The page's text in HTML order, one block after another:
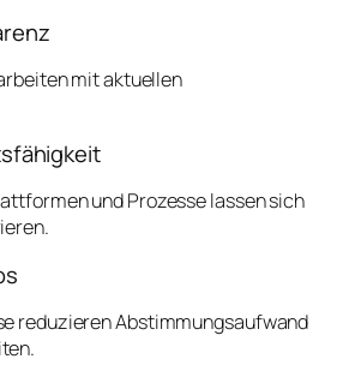
mit aktuellen
und Prozesse lassen sich
reduzieren Abstimmungsaufwand